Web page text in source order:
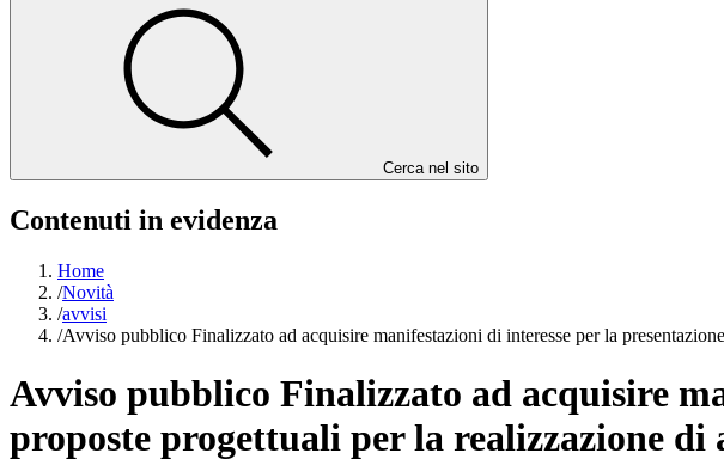
Cerca nel sito
Contenuti in evidenza
Home
/Novità
/avvisi
/Avviso pubblico Finalizzato ad acquisire manifestazioni di interesse per la
Avviso pubblico Finalizzato ad acquisire
proposte progettuali per la realizzazione